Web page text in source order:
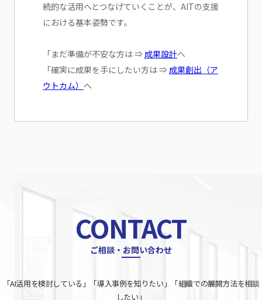
続的な活用へとつなげていくことが、AITの支援
における基本姿勢です。
「まだ準備が不安な方は ⇒成果設計へ
「確実に成果を手にしたい方は ⇒成果創出（ア
ウトカム） へ
CONTACT
ご相談・お問い合わせ
「AI活用を検討している」「導入事例を知りたい」「組織での展開方法を相談
したい」